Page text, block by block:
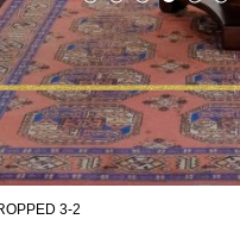
3-2